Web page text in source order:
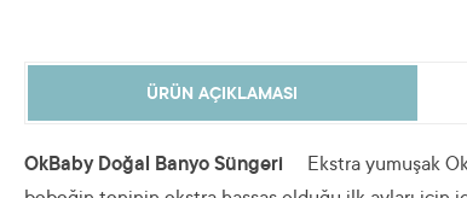
ÜRÜN AÇIKLAMASI
OkBaby Doğal Banyo Süngeri Ekstra yumuşak